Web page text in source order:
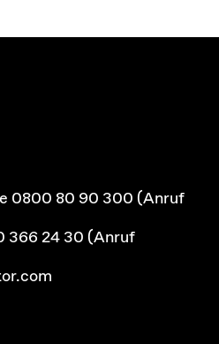
0800 80 90 300 (Anruf
366 24 30 (Anruf